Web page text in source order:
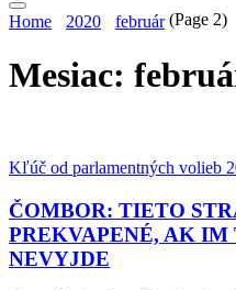
Home 2020 február(Page 2)
Mesiac:
Kľúč od parlamentných volieb
ČOMBOR: TIETO
PREKVAPENÉ, AK IM
NEVYJDE